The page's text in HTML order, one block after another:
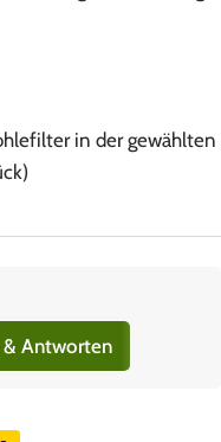
in der gewählten
& Antworten